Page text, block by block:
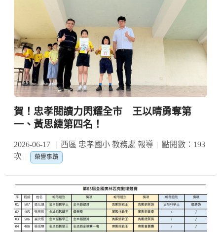
賀！忠孝閱讀力閃耀全市 王以晴勇奪第
一、黃思緁第四名！
2026-06-17 西區 忠孝國小 教務處 報導
點閱數：193
次
榮譽事蹟